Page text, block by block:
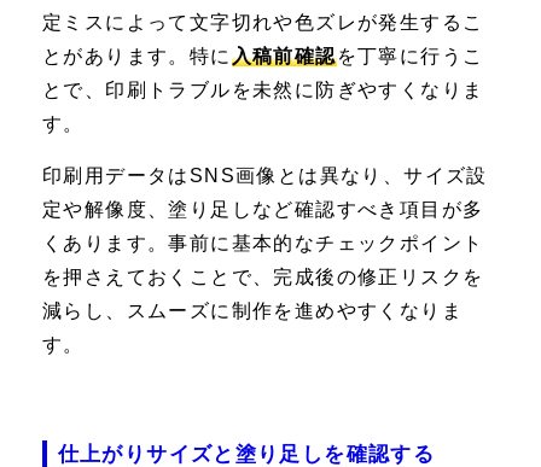
定ミスによって文字切れや色ズレが発生するこ
とがあります。特に 入稿前確認を丁寧に行うこ
とで、印刷トラブルを未然に防ぎやすくなりま
す。
印刷用データはSNS画像とは異なり、サイズ設
定や解像度、塗り足しなど確認すべき項目が多
くあります。事前に基本的なチェックポイント
を押さえておくことで、完成後の修正リスクを
減らし、スムーズに制作を進めやすくなりま
す。
仕上がりサイズと塗り足しを確認する